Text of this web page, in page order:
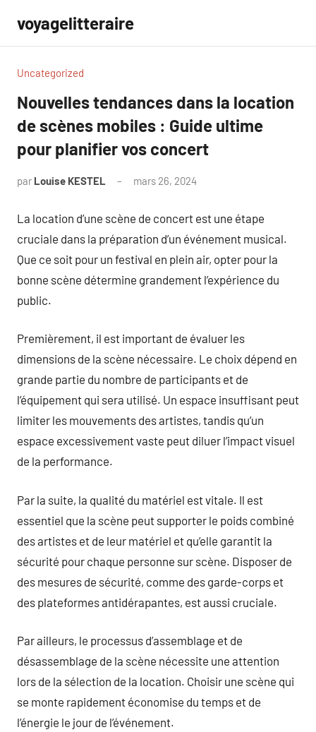
contenu
voyagelitteraire
Uncategorized
Nouvelles tendances dans la location
de scènes mobiles : Guide ultime
pour planifier vos concert
par Louise KESTEL mars 26, 2024
La location d’une scène de concert est une étape
cruciale dans la préparation d’un événement musical.
Que ce soit pour un festival en plein air, opter pour la
bonne scène détermine grandement l’expérience du
public.
Premièrement, il est important de évaluer les
dimensions de la scène nécessaire. Le choix dépend en
grande partie du nombre de participants et de
l’équipement qui sera utilisé. Un espace insuffisant peut
limiter les mouvements des artistes, tandis qu’un
espace excessivement vaste peut diluer l’impact visuel
de la performance.
Par la suite, la qualité du matériel est vitale. Il est
essentiel que la scène peut supporter le poids combiné
des artistes et de leur matériel et qu’elle garantit la
sécurité pour chaque personne sur scène. Disposer de
des mesures de sécurité, comme des garde-corps et
des plateformes antidérapantes, est aussi cruciale.
Par ailleurs, le processus d’assemblage et de
désassemblage de la scène nécessite une attention
lors de la sélection de la location. Choisir une scène qui
se monte rapidement économise du temps et de
l’énergie le jour de l’événement.